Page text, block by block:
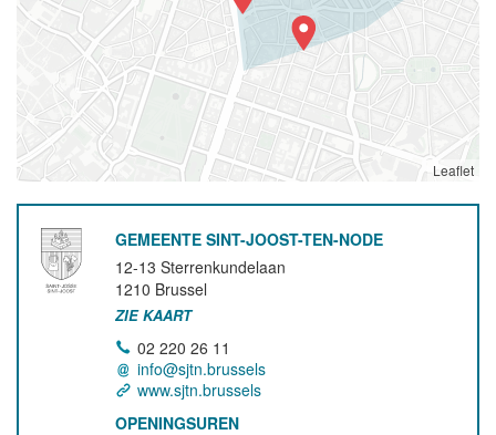
Leaflet
GEMEENTE SINT-JOOST-TEN-NODE
12-13 Sterrenkundelaan
1210 Brussel
ZIE KAART
02 220 26 11
info@sjtn.brussels
www.sjtn.brussels
OPENINGSUREN